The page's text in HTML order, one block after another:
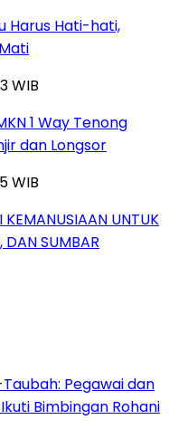
Harus Hati-hati,
WIB
1 Way Tenong
dan Longsor
WIB
KEMANUSIAAN UNTUK
DAN SUMBAR
Pegawai dan
Bimbingan Rohani